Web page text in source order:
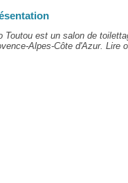
Toutou est un salon de
Alpes-Côte d'Azur. Lire